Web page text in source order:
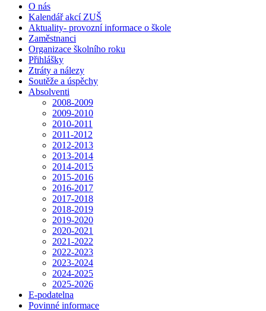
O nás
Kalendář akcí ZUŠ
Aktuality- provozní informace o škole
Zaměstnanci
Organizace školního roku
Přihlášky
Ztráty a nálezy
Soutěže a úspěchy
Absolventi
2008-2009
2009-2010
2010-2011
2011-2012
2012-2013
2013-2014
2014-2015
2015-2016
2016-2017
2017-2018
2018-2019
2019-2020
2020-2021
2021-2022
2022-2023
2023-2024
2024-2025
2025-2026
E-podatelna
Povinné informace